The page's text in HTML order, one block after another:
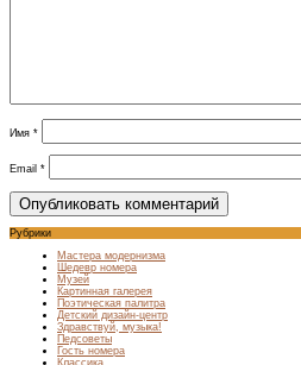
Имя *
Email *
Рубрики
Мастера модернизма
Шедевр номера
Музей
Картинная галерея
Поэтическая палитра
Детский дизайн-центр
Здравствуй, музыка!
Педсоветы
Гость номера